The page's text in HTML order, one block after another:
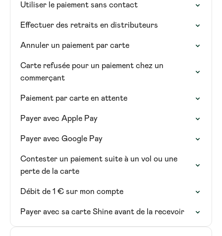
Utiliser le paiement sans contact
Effectuer des retraits en distributeurs
Annuler un paiement par carte
Carte refusée pour un paiement chez un
commerçant
Paiement par carte en attente
Payer avec Apple Pay
Payer avec Google Pay
Contester un paiement suite à un vol ou une
perte de la carte
Débit de 1 € sur mon compte
Payer avec sa carte Shine avant de la recevoir